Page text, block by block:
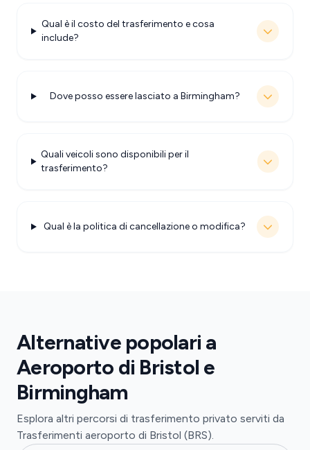
Qual è il costo del trasferimento e cosa
include?
Dove posso essere lasciato a Birmingham?
Quali veicoli sono disponibili per il
trasferimento?
Qual è la politica di cancellazione o modifica?
Alternative popolari a
Aeroporto di Bristol e
Birmingham
Esplora altri percorsi di trasferimento privato serviti da
Trasferimenti aeroporto di Bristol (BRS).